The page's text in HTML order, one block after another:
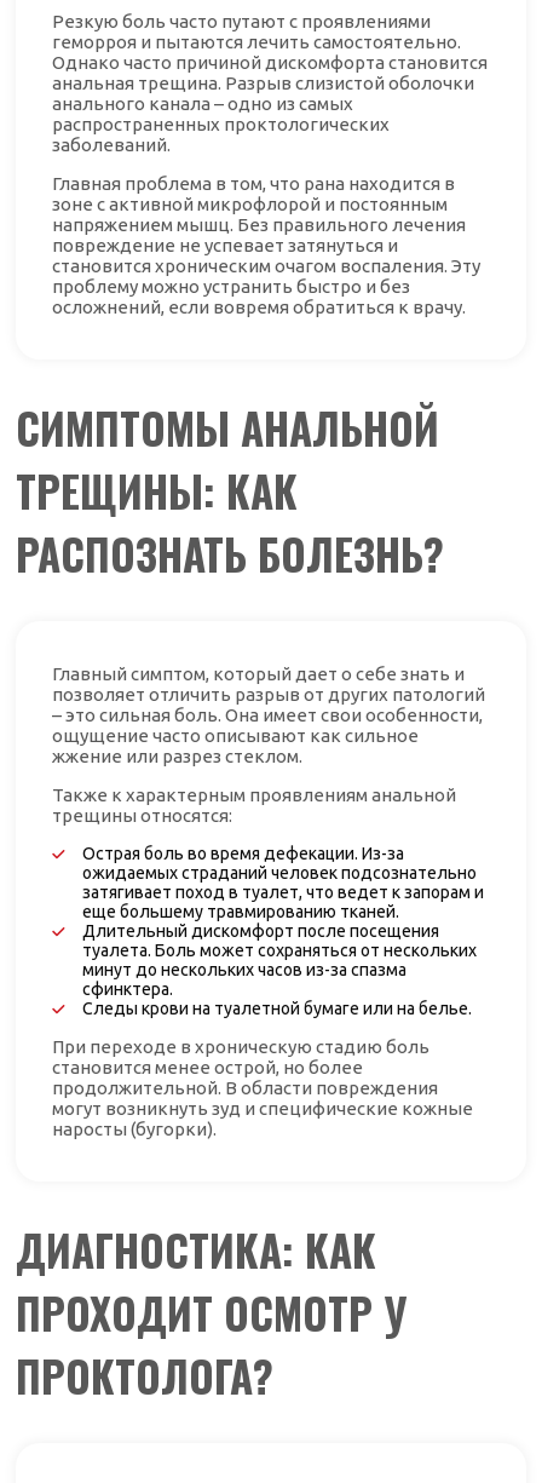
Резкую боль часто путают с проявлениями
геморроя и пытаются лечить самостоятельно.
Однако часто причиной дискомфорта становится
анальная трещина. Разрыв слизистой оболочки
анального канала – одно из самых
распространенных проктологических
заболеваний.
Главная проблема в том, что рана находится в
зоне с активной микрофлорой и постоянным
напряжением мышц. Без правильного лечения
повреждение не успевает затянуться и
становится хроническим очагом воспаления. Эту
проблему можно устранить быстро и без
осложнений, если вовремя обратиться к врачу.
СИМПТОМЫ АНАЛЬНОЙ
ТРЕЩИНЫ: КАК
РАСПОЗНАТЬ БОЛЕЗНЬ?
Главный симптом, который дает о себе знать и
позволяет отличить разрыв от других патологий
– это сильная боль. Она имеет свои особенности,
ощущение часто описывают как сильное
жжение или разрез стеклом.
Также к характерным проявлениям анальной
трещины относятся:
Острая боль во время дефекации. Из-за
ожидаемых страданий человек подсознательно
затягивает поход в туалет, что ведет к запорам и
еще большему травмированию тканей.
Длительный дискомфорт после посещения
туалета. Боль может сохраняться от нескольких
минут до нескольких часов из-за спазма
сфинктера.
Следы крови на туалетной бумаге или на белье.
При переходе в хроническую стадию боль
становится менее острой, но более
продолжительной. В области повреждения
могут возникнуть зуд и специфические кожные
наросты (бугорки).
ДИАГНОСТИКА: КАК
ПРОХОДИТ ОСМОТР У
ПРОКТОЛОГА?